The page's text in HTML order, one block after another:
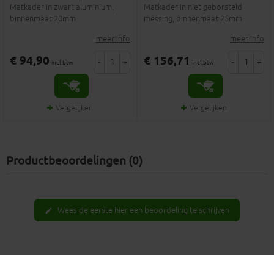
Matkader in zwart aluminium,
binnenmaat 20mm
meer info
€ 94,90 incl.btw - +
Vergelijken
Matkader in niet geborsteld
messing, binnenmaat 25mm
meer info
€ 156,71 incl.btw - +
Vergelijken
Productbeoordelingen (0)
edit Wees de eerste hier een beoordeling te schrijven